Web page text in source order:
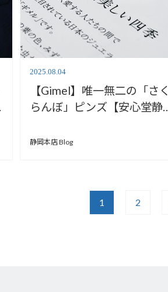
2025.08.04
【Gimel】唯一無二の「さく
らんぼ」ピンズ【安心堂静
静岡本店 Blog
1 2